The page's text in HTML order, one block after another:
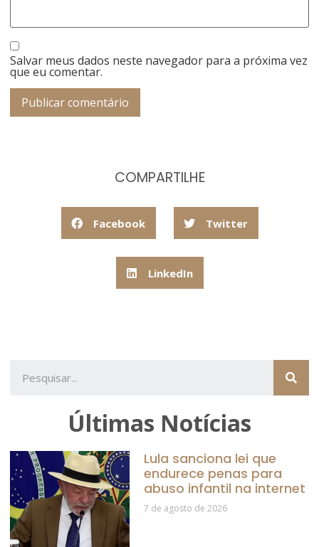
Salvar meus dados neste navegador para a próxima vez
que eu comentar.
COMPARTILHE
Facebook Twitter
LinkedIn
Últimas Notícias
Lula sanciona lei que
endurece penas para
abuso infantil na internet
7 de agosto de 2026